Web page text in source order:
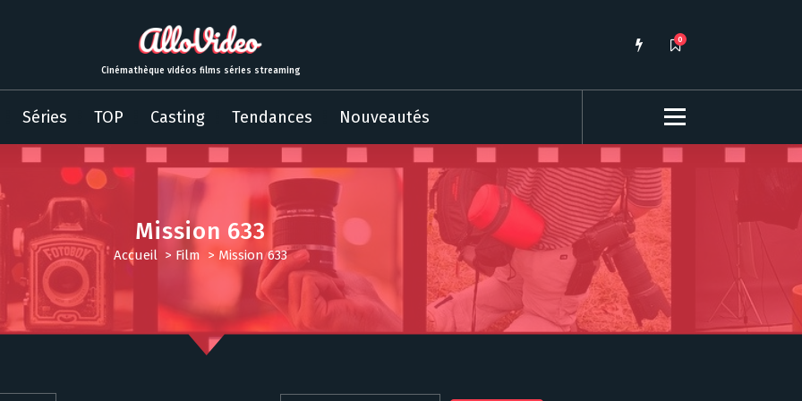
Cinémathèque vidéos films séries streaming
0
Séries TOP Casting Tendances Nouveautés
Mission 633
Accueil > Film > Mission 633